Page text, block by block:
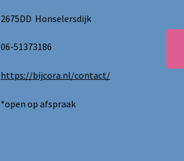
2675DD Honselersdijk
06-51373186
https://bijcora.nl/contact/
*open op afspraak